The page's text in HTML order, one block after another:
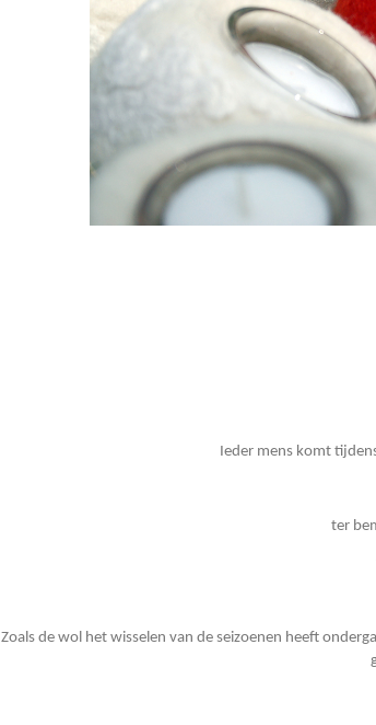
Ieder mens komt
ter
Zoals de wol het wisselen van de seizoenen heeft